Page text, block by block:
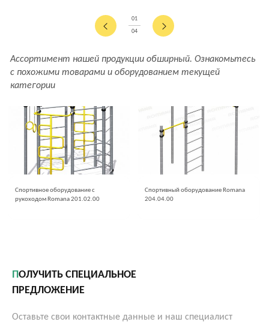
Ассортимент нашей продукции обширный. Ознакомьтесь
с похожими товарами и оборудованием текущей
категории
01
04
Спортивное оборудование с
рукоходом Romana 201.02.00
Спортивный оборудование Romana
204.04.00
ПОЛУЧИТЬ СПЕЦИАЛЬНОЕ
ПРЕДЛОЖЕНИЕ
Оставьте свои контактные данные и наш специалист